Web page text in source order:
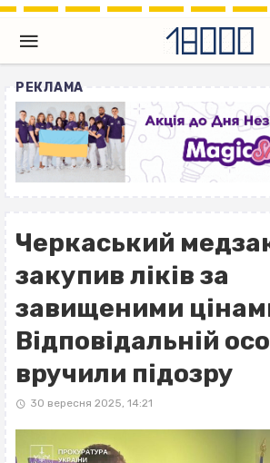
РЕКЛАМА
Черкаський
закупив ліків за
завищеними
Відповідальній
вручили підозру
30 вересня 2025, 14:21